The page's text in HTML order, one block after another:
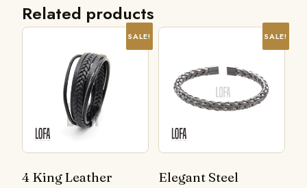
Related products
SALE!
4 King Leather
SALE!
Elegant Steel